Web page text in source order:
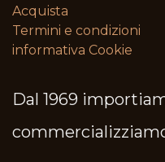
Acquista
Termini e condizioni​
informativa Cookie
Dal 1969